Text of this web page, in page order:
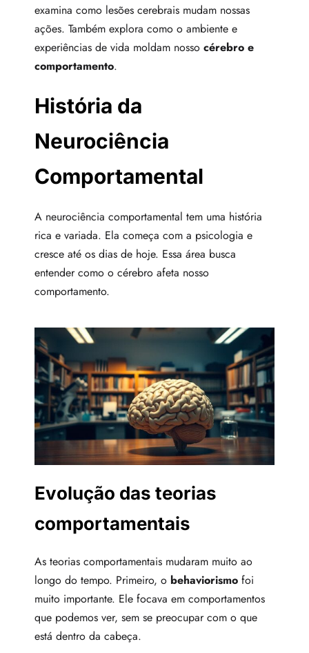
examina como lesões cerebrais mudam nossas
ações. Também explora como o ambiente e
experiências de vida moldam nosso cérebro e
comportamento.
História da
Neurociência
Comportamental
A neurociência comportamental tem uma história
rica e variada. Ela começa com a psicologia e
cresce até os dias de hoje. Essa área busca
entender como o cérebro afeta nosso
comportamento.
Evolução das teorias
comportamentais
As teorias comportamentais mudaram muito ao
longo do tempo. Primeiro, o behaviorismo foi
muito importante. Ele focava em comportamentos
que podemos ver, sem se preocupar com o que
está dentro da cabeça.